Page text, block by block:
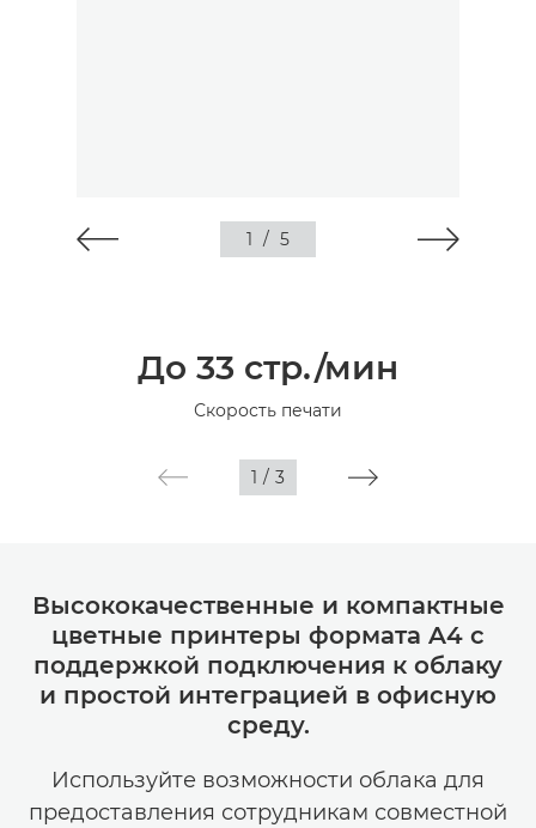
1 / 5
До 33 стр./мин
Скорость печати
1 / 3
Высококачественные и компактные
цветные принтеры формата A4 с
поддержкой подключения к облаку
и простой интеграцией в офисную
среду.
Используйте возможности облака для
предоставления сотрудникам совместной